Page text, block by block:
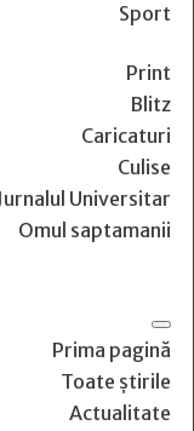
Sport
Print
Blitz
Caricaturi
Culise
Universitar
Omul saptamanii
Prima pagină
Toate știrile
Actualitate